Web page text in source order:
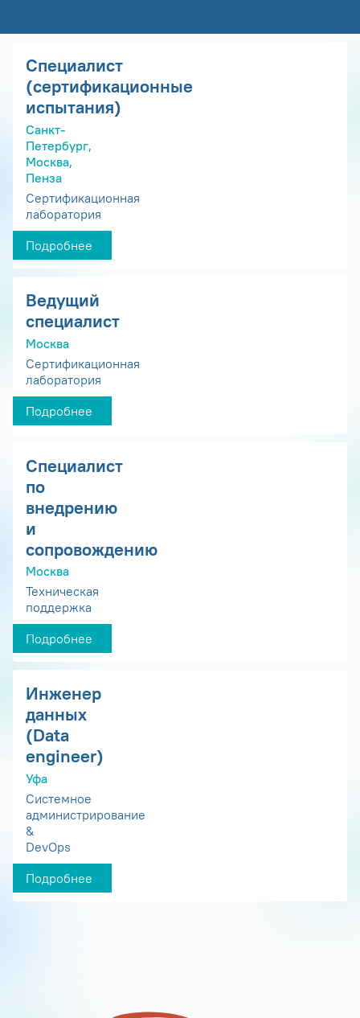
Специалист
(сертификационные
испытания)
Санкт-
Петербург,
Москва,
Пенза
Сертификационная
лаборатория
Подробнее
Ведущий
специалист
Москва
Сертификационная
лаборатория
Подробнее
Специалист
по
внедрению
и
сопровождению
Москва
Техническая
поддержка
Подробнее
Инженер
данных
(Data
engineer)
Уфа
Системное
администрирование
&
DevOps
Подробнее